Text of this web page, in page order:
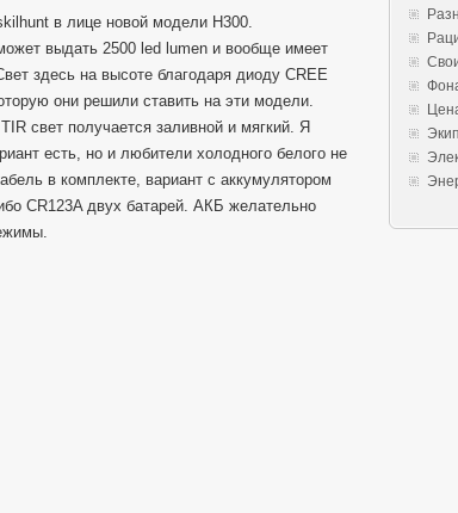
в лице новой модели H300.
выдать 2500 led lumen и вообще имеет
здесь на высоте благодаря диоду CREE
они решили ставить на эти модели.
свет получается заливной и мягкий. Я
есть, но и любители холодного белого не
в комплекте, вариант с аккумулятором
CR123A двух батарей. АКБ желательно